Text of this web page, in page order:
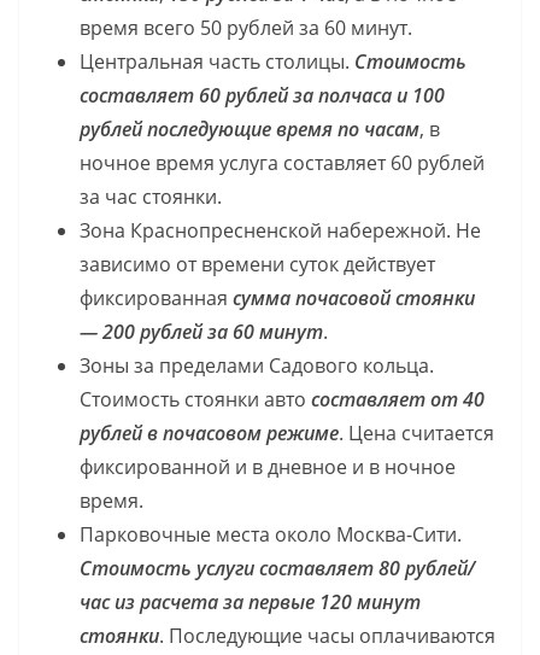
время всего 50 рублей за 60 минут.
Центральная часть столицы. Стоимость
составляет 60 рублей за полчаса и 100
рублей последующие время по часам, в
ночное время услуга составляет 60 рублей
за час стоянки.
Зона Краснопресненской набережной. Не
зависимо от времени суток действует
фиксированная сумма почасовой стоянки
— 200 рублей за 60 минут.
Зоны за пределами Садового кольца.
Стоимость стоянки авто составляет от 40
рублей в почасовом режиме. Цена считается
фиксированной и в дневное и в ночное
время.
Парковочные места около Москва-Сити.
Стоимость услуги составляет 80 рублей/
час из расчета за первые 120 минут
стоянки. Последующие часы оплачиваются